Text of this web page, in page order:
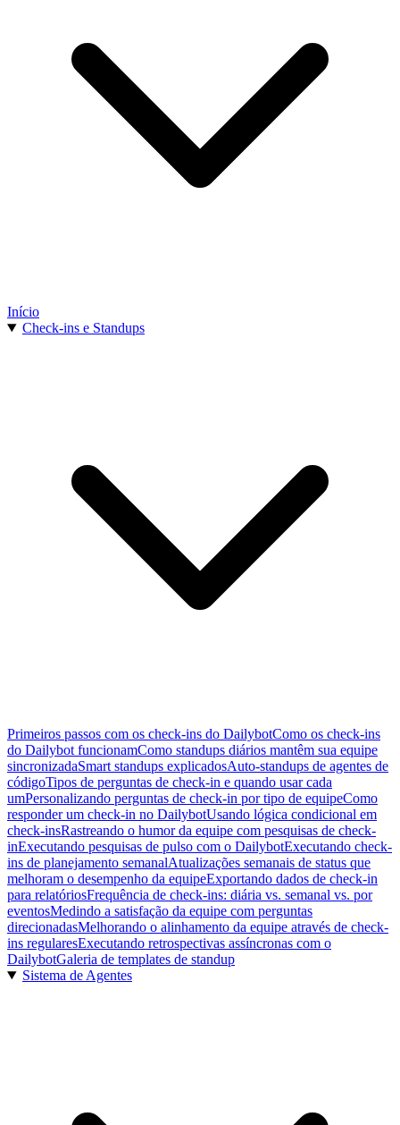
Início
Check-ins e Standups
Primeiros passos com os check-ins do DailybotComo os check-ins
do Dailybot funcionamComo standups diários mantêm sua equipe
sincronizadaSmart standups explicadosAuto-standups de agentes de
códigoTipos de perguntas de check-in e quando usar cada
umPersonalizando perguntas de check-in por tipo de equipeComo
responder um check-in no DailybotUsando lógica condicional em
check-insRastreando o humor da equipe com pesquisas de check-
inExecutando pesquisas de pulso com o DailybotExecutando check-
ins de planejamento semanalAtualizações semanais de status que
melhoram o desempenho da equipeExportando dados de check-in
para relatóriosFrequência de check-ins: diária vs. semanal vs. por
eventosMedindo a satisfação da equipe com perguntas
direcionadasMelhorando o alinhamento da equipe através de check-
ins regularesExecutando retrospectivas assíncronas com o
DailybotGaleria de templates de standup
Sistema de Agentes